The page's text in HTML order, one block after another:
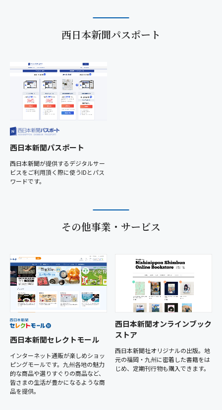
西日本新聞パスポート
西日本新聞パスポート
西日本新聞が提供するデジタルサー
ビスをご利用頂く際に使うIDとパス
ワードです。
その他事業・サービス
西日本新聞セレクトモール
インターネット通販が楽しめショッ
ピングモールです。九州各地の魅力
的な商品や選りすぐりの商品など、
皆さまの生活が豊かになるような商
品を提供。
西日本新聞オンラインブック
ストア
西日本新聞社オリジナルの出版。地
元の福岡・九州に密着した書籍をは
じめ、定期刊行物も購入できます。